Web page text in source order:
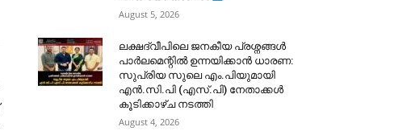
August 5, 2026
ലക്ഷദ്വീപിലെ ജനകീയ പ്രശ്നങ്ങൾ
പാർലമെന്റിൽ ഉന്നയിക്കാൻ ധാരണ:
സുപ്രിയ സുലെ എം.പിയുമായി
എൻ.സി.പി (എസ്.പി) നേതാക്കൾ
കൂടിക്കാഴ്ച നടത്തി
August 4, 2026